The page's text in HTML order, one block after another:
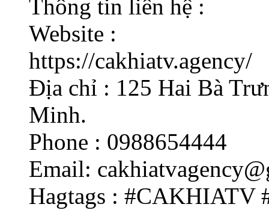
Thông tin liên hệ :
Website :
https://cakhiatv.agency/
Địa chỉ : 125 Hai Bà
Minh.
Phone : 0988654444
Email:
Hagtags : #CAKHIATV